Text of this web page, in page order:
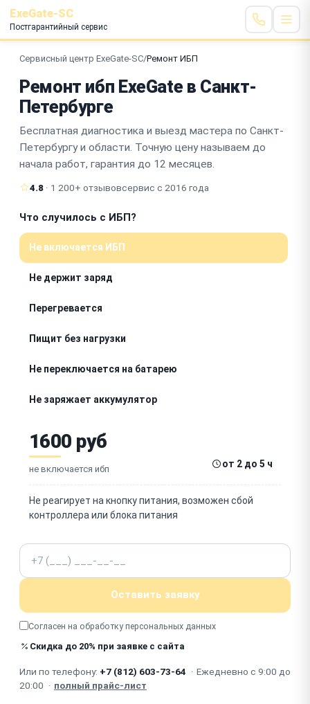
ExeGate-SC
Постгарантийный сервис
Сервисный центр ExeGate-SC/Ремонт ИБП
Ремонт ибп ExeGate в Санкт-
Петербурге
Бесплатная диагностика и выезд мастера по Санкт-
Петербургу и области. Точную цену называем до
начала работ, гарантия до 12 месяцев.
4.8 · 1 200+ отзывовсервис с 2016 года
Что случилось с ИБП?
Не включается ИБП
Не держит заряд
Перегревается
Пищит без нагрузки
Не переключается на батарею
Не заряжает аккумулятор
Не выдаёт напряжение
Шумит вентилятор
Запах гари
Не включается после отключения
Работает с перебоями
1600 руб
не включается ибп от 2 до 5 ч
Не реагирует на кнопку питания, возможен сбой
контроллера или блока питания
Телефон
Оставить заявку
Согласен на обработку персональных данных
Скидка до 20% при заявке с сайта
Или по телефону: +7 (812) 603-73-64 · Ежедневно с 9:00 до
20:00 · полный прайс-лист